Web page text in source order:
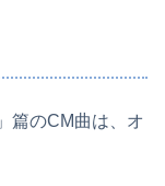
篇のCM曲は、オ